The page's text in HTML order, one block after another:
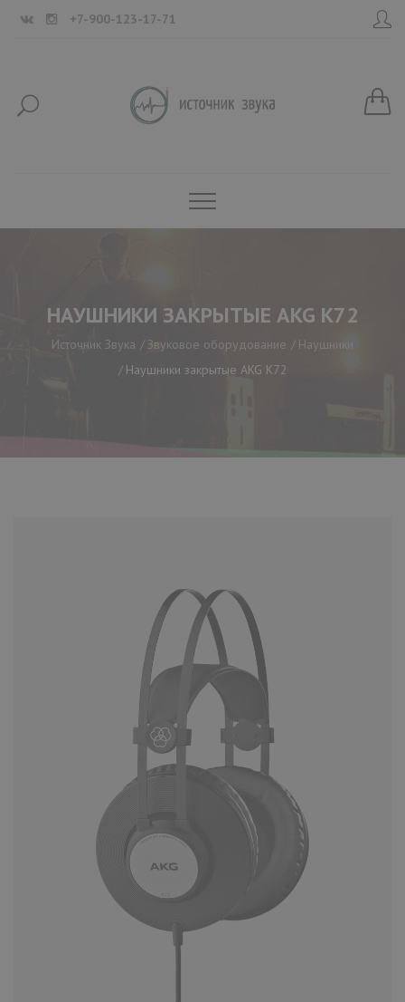
+7-900-123-17-71
НАУШНИКИ ЗАКРЫТЫЕ AKG K72
Источник Звука Звуковое оборудование
Наушники
Наушники закрытые AKG K72